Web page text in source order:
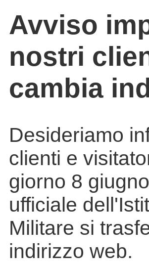
Avviso
nostri
cambia
Desideriamo
clienti e
giorno 8
ufficiale
Militare si
indirizzo web.